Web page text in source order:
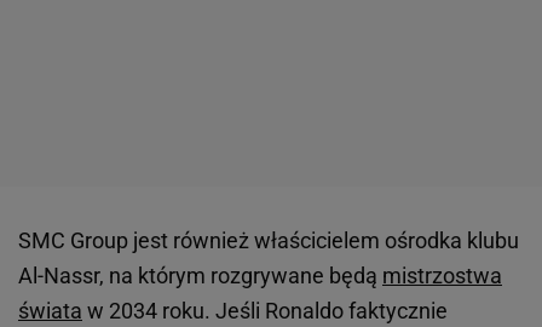
SMC Group jest również właścicielem ośrodka klubu
Al-Nassr, na którym rozgrywane będą mistrzostwa
świata w 2034 roku. Jeśli Ronaldo faktycznie